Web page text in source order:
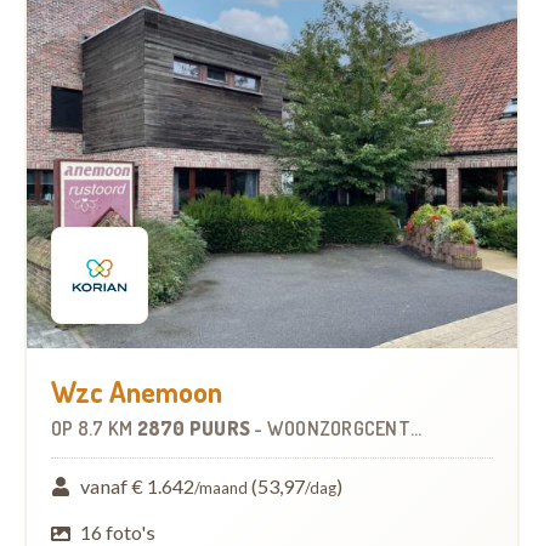
Wzc Anemoon
OP 8.7 KM 2870 PUURS - WOONZORGCENTRUM (WZC)
vanaf € 1.642/maand (53,97/dag)
16 foto's